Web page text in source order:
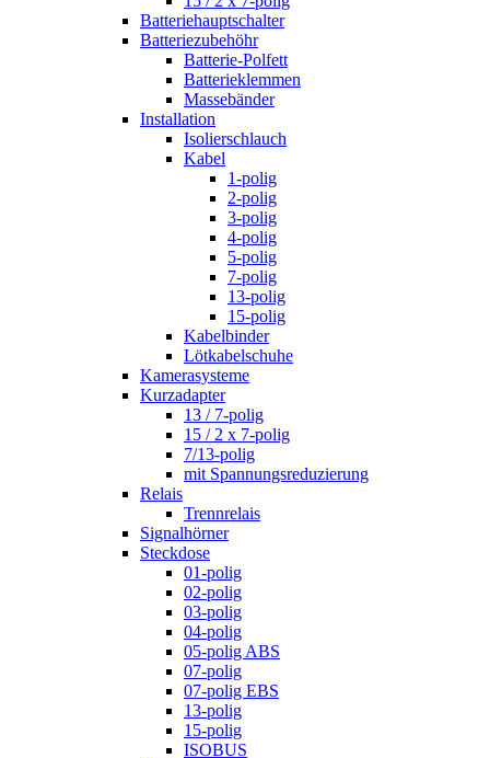
Batteriehauptschalter
Batteriezubehöhr
Batterie-Polfett
Batterieklemmen
Massebänder
Installation
Isolierschlauch
Kabel
1-polig
2-polig
3-polig
4-polig
5-polig
7-polig
13-polig
15-polig
Kabelbinder
Lötkabelschuhe
Kamerasysteme
Kurzadapter
13 / 7-polig
15 / 2 x 7-polig
7/13-polig
mit Spannungsreduzierung
Relais
Trennrelais
Signalhörner
Steckdose
01-polig
02-polig
03-polig
04-polig
05-polig ABS
07-polig
07-polig EBS
13-polig
15-polig
ISOBUS